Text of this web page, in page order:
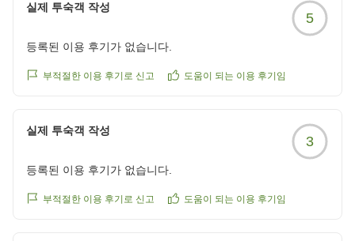
실제 투숙객 작성
5
등록된 이용 후기가 없습니다.
부적절한 이용 후기로 신고 도움이 되는 이용 후기임
실제 투숙객 작성
3
등록된 이용 후기가 없습니다.
부적절한 이용 후기로 신고 도움이 되는 이용 후기임